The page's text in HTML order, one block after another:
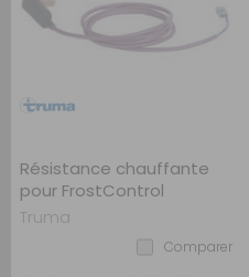
Résistance chauffante
pour FrostControl
Truma
Comparer